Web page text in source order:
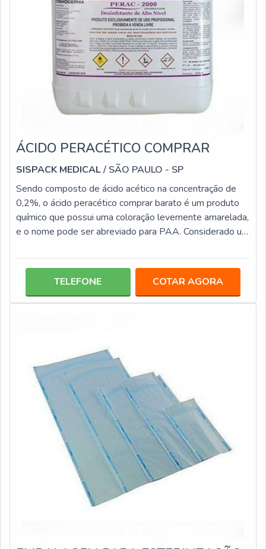
ÁCIDO PERACÉTICO COMPRAR
SISPACK MEDICAL/ SÃO PAULO - SP
Sendo composto de ácido acético na concentração de
0,2%, o ácido peracético comprar barato é um produto
químico que possui uma coloração levemente amarelada,
e o nome pode ser abreviado para PAA. Considerado um
tóxico, por isso a manipulação deve ser feita sempre
pele.A atuação é extremamente eficiente podendo
eliminar totalmente a presença de microrganismos como
TELEFONE COTAR AGORA